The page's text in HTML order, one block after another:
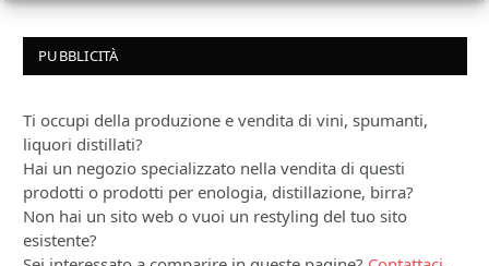
PUBBLICITÀ
Ti occupi della produzione e vendita di vini, spumanti,
liquori distillati?
Hai un negozio specializzato nella vendita di questi
prodotti o prodotti per enologia, distillazione, birra?
Non hai un sito web o vuoi un restyling del tuo sito
esistente?